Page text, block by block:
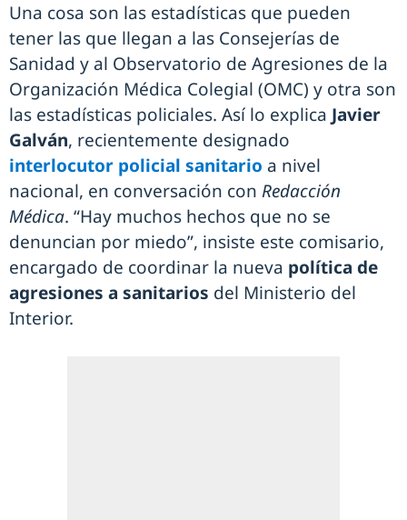
Una cosa son las estadísticas que pueden
tener las que llegan a las Consejerías de
Sanidad y al Observatorio de Agresiones de la
Organización Médica Colegial (OMC) y otra son
las estadísticas policiales. Así lo explica Javier
Galván, recientemente designado
interlocutor policial sanitario a nivel
nacional, en conversación con Redacción
Médica. “Hay muchos hechos que no se
denuncian por miedo”, insiste este comisario,
encargado de coordinar la nueva política de
agresiones a sanitarios del Ministerio del
Interior.